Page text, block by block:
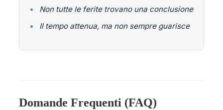
•
Non tutte le ferite trovano una conclusione
•
Il tempo attenua, ma non sempre guarisce
Domande Frequenti (FAQ)